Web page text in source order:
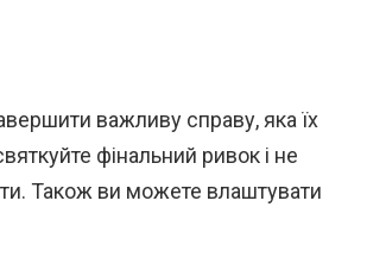
важливу справу, яка їх
фінальний ривок і не
Також ви можете влаштувати